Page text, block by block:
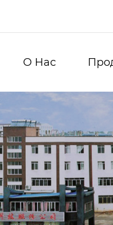
О Hас